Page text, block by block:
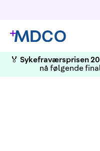
🏅 Sykefraværsprisen
nå følgende